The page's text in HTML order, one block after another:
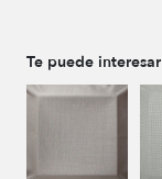
Te puede interesar